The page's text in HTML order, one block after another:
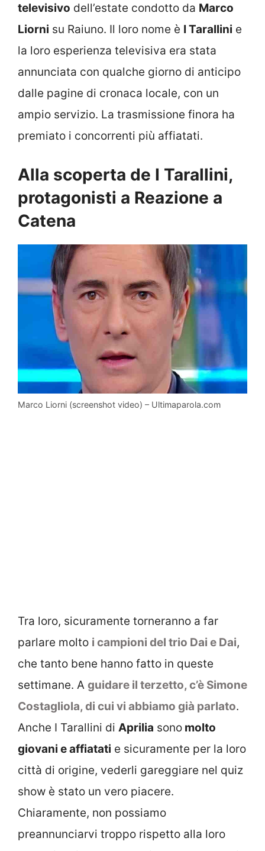
televisivo dell’estate condotto da Marco
Liorni su Raiuno. Il loro nome è I Tarallini e
la loro esperienza televisiva era stata
annunciata con qualche giorno di anticipo
dalle pagine di cronaca locale, con un
ampio servizio. La trasmissione finora ha
premiato i concorrenti più affiatati.
Alla scoperta de I Tarallini,
protagonisti a Reazione a
Catena
Marco Liorni (screenshot video) – Ultimaparola.com
Tra loro, sicuramente torneranno a far
parlare molto i campioni del trio Dai e Dai,
che tanto bene hanno fatto in queste
settimane. A guidare il terzetto, c’è Simone
Costagliola, di cui vi abbiamo già parlato.
Anche I Tarallini di Aprilia sono molto
giovani e affiatati e sicuramente per la loro
città di origine, vederli gareggiare nel quiz
show è stato un vero piacere.
Chiaramente, non possiamo
preannunciarvi troppo rispetto alla loro